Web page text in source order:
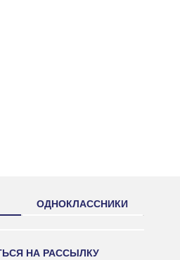
ОДНОКЛАССНИКИ
НА РАССЫЛКУ